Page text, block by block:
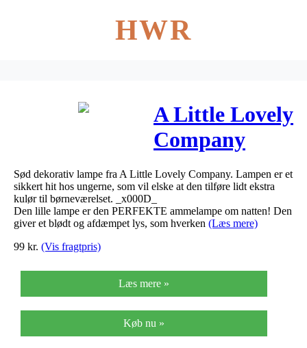
HWR
A Little Lovely
Company
Little Whale
Sød dekorativ lampe fra A Little Lovely Company. Lampen er et
sikkert hit hos ungerne, som vil elske at den tilføre lidt ekstra
kulør til børneværelset. _x000D_
Den lille lampe er den PERFEKTE ammelampe om natten! Den
giver et blødt og afdæmpet lys, som hverken (Læs mere)
99 kr. (Vis fragtpris)
Læs mere »
Køb nu »